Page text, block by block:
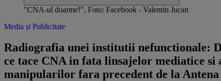
"CNA-ul doarme!", Foto: Facebook - Valentin Jucan
Media și Publicitate
Radiografia unei institutii nefunctionale:
ce tace CNA in fata linsajelor mediatice si
manipularilor fara precedent de la Antena